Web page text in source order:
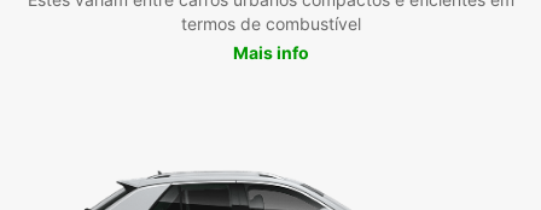
termos de combustível
Mais info